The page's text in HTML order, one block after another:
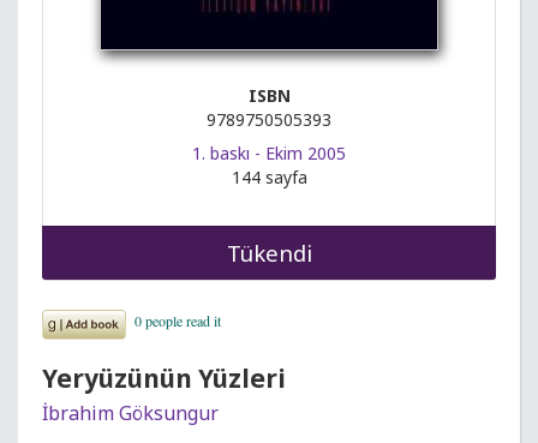
ISBN
9789750505393
1. baskı - Ekim 2005
144 sayfa
Tükendi
Yeryüzünün Yüzleri
İbrahim Göksungur